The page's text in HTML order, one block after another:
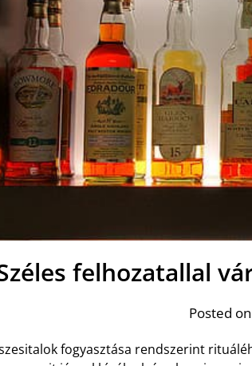
felhozatallal
Posted
fogyasztása rendszerint